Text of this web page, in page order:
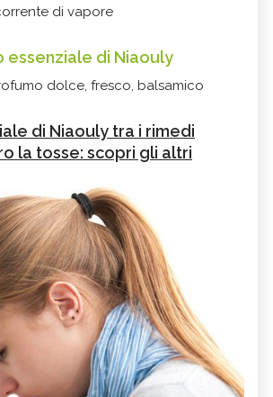
di vapore
essenziale di Niaouly
dolce, fresco, balsamico
di Niaouly tra i rimedi
la tosse: scopri gli altri